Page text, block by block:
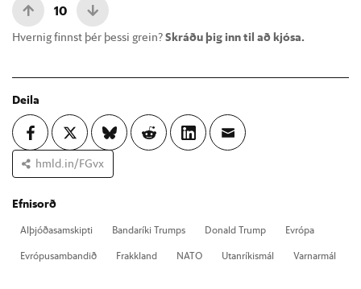
10
Hvernig finnst þér þessi grein?Skráðu þig inn til að kjósa.
Deila
hmld.in/FGvx
Efnisorð
Al­þjóða­sam­skipti Banda­ríki Trumps Don­ald Trump
Evr­ópa
Evr­ópu­sam­band­ið
Frakk­land NATO Ut­an­rík­is­mál Varn­ar­mál